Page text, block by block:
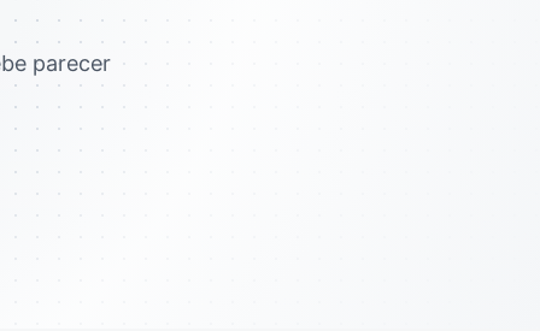
parecer